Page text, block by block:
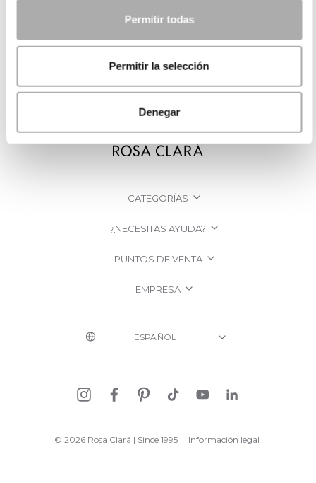
Permitir todas
Permitir la selección
Denegar
CATEGORÍAS
¿NECESITAS AYUDA?
PUNTOS DE VENTA
EMPRESA
© 2026 Rosa Clará | Since 1995 · Información legal ·